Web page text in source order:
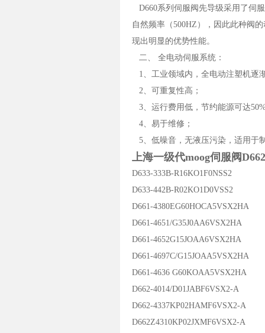
D660系列伺服阀先导级采用了伺
自然频率（500HZ），因此此种阀
现出明显的优势性能。
二、 全电动伺服系统：
1、工业领域内，全电动注塑机逐
2、可重复性高；
3、运行费用低，节约能源可达
4、易于维修；
5、低噪音，无液压污染，适用于
上海一级代moog伺服阀
D633-333B-R16KO1F0NSS2
D633-442B-R02KO1D0VSS2
D661-4380EG60HOCA5VSX2HA
D661-4651/G35J0AA6VSX2HA
D661-4652G15JOAA6VSX2HA
D661-4697C/G15JOAA5VSX2HA
D661-4636 G60KOAA5VSX2HA
D662-4014/D01JABF6VSX2-A
D662-4337KP02HAMF6VSX2-A
D662Z4310KP02JXMF6VSX2-A